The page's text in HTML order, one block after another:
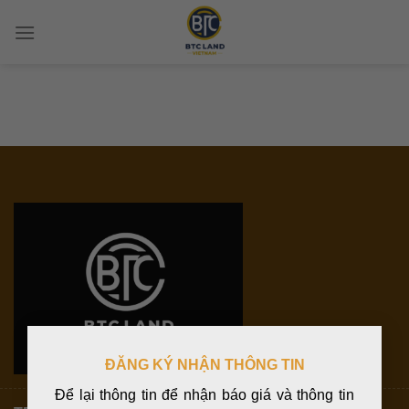
ĐĂNG KÝ NHẬN THÔNG TIN
Để lại thông tin để nhận báo giá và thông tin
đến